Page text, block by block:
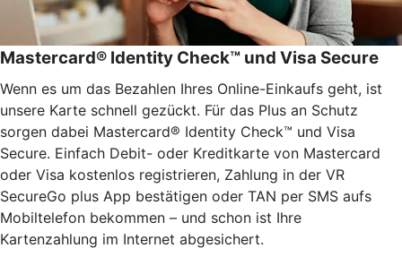
Mastercard® Identity Check™ und Visa Secure
Wenn es um das Bezahlen Ihres Online-Einkaufs geht, ist
unsere Karte schnell gezückt. Für das Plus an Schutz
sorgen dabei Mastercard® Identity Check™ und Visa
Secure. Einfach Debit- oder Kreditkarte von Mastercard
oder Visa kostenlos registrieren, Zahlung in der VR
SecureGo plus App bestätigen oder TAN per SMS aufs
Mobiltelefon bekommen – und schon ist Ihre
Kartenzahlung im Internet abgesichert.